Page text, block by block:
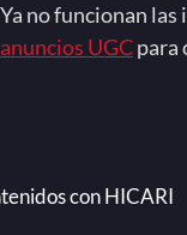
Ya no funcionan las
anuncios UGCpara
con HICARI